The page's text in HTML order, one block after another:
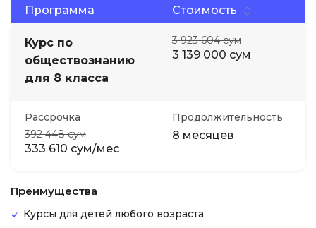
Программа Стоимость
Курс по
обществознанию
для 8 класса
3 923 604 сум
3 139 000 сум
Рассрочка
392 448 сум
333 610 сум/мес
Продолжительность
8 месяцев
Преимущества
Курсы для детей любого возраста